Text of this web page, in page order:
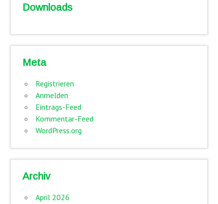
Downloads
Meta
Registrieren
Anmelden
Eintrags-Feed
Kommentar-Feed
WordPress.org
Archiv
April 2026